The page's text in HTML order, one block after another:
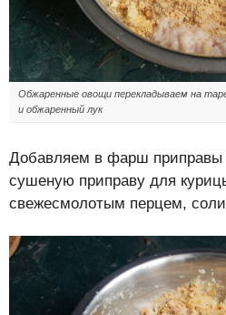
Обжаренные овощи перекладываем на
и обжаренный лук
Добавляем в фарш
сушеную приправу для
свежесмолотым перцем,